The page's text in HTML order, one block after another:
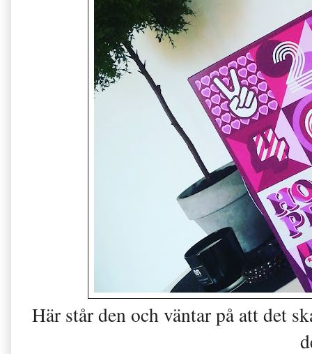
Här står den och väntar på att det